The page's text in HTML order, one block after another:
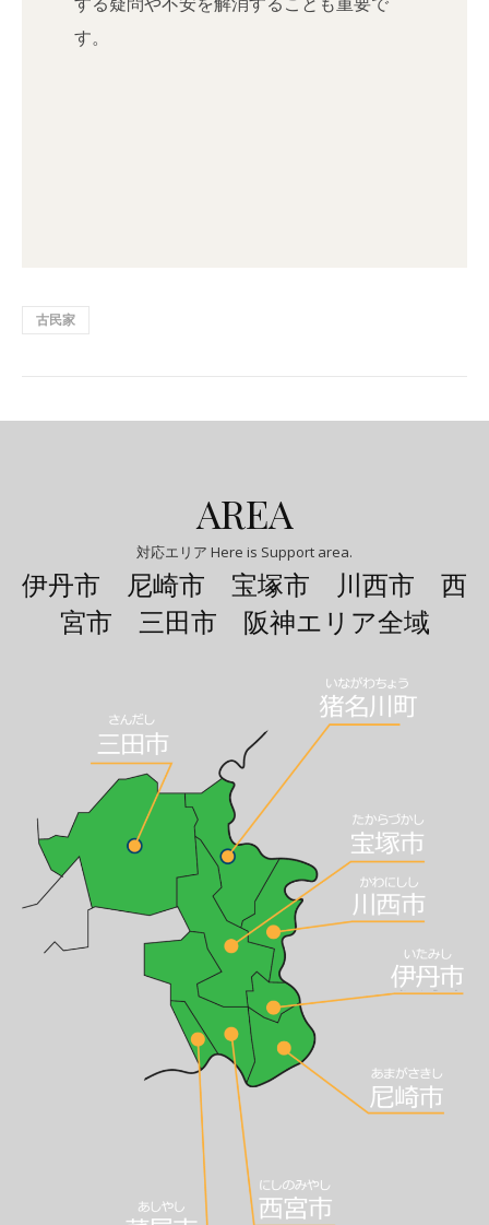
す。
古民家
AREA
対応エリア Here is Support area.
伊丹市 尼崎市 宝塚市 川西市 西
宮市 三田市 阪神エリア全域